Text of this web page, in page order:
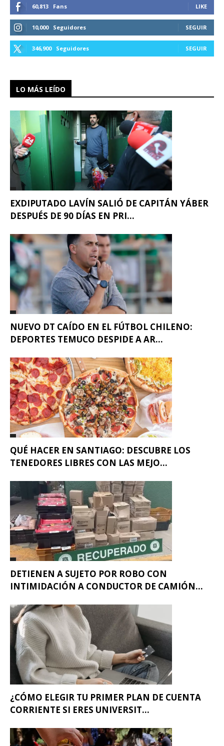
60,813 Fans LIKE
10,000 Seguidores SEGUIR
346,900 Seguidores SEGUIR
LO MÁS LEÍDO
EXDIPUTADO LAVÍN SALIÓ DE CAPITÁN YÁBER
DESPUÉS DE 90 DÍAS EN PRI...
NUEVO DT CAÍDO EN EL FÚTBOL CHILENO:
DEPORTES TEMUCO DESPIDE A AR...
QUÉ HACER EN SANTIAGO: DESCUBRE LOS
TENEDORES LIBRES CON LAS MEJO...
DETIENEN A SUJETO POR ROBO CON
INTIMIDACIÓN A CONDUCTOR DE CAMIÓN...
¿CÓMO ELEGIR TU PRIMER PLAN DE CUENTA
CORRIENTE SI ERES UNIVERSIT...